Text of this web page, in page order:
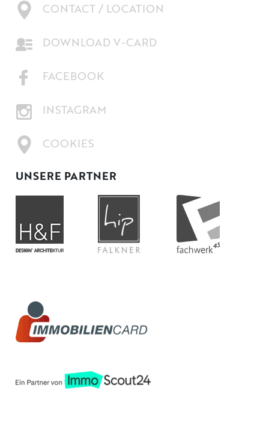
CONTACT / LOCATION
DOWNLOAD V-CARD
FACEBOOK
INSTAGRAM
COOKIES
UNSERE PARTNER